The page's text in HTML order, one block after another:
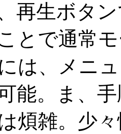
再生ボタ
とで通常
は、メニ
能。ま、
煩雑。少